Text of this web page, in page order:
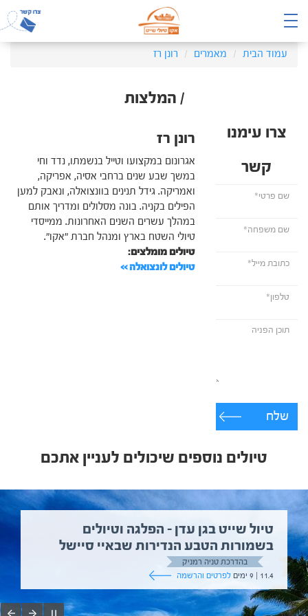
עמוד הבית מאמרים רונן רז
/ המלצות
צרו עימנו
קשר
שלח
רונן רז
אגרונום במקצועו וטייל בנשמתו, נדד וחי
במשך שבע שנים ברחבי אסיה, אפריקה,
ואמריקה. גידל תנינים בוונצואלה, ונאבק למען
הפילים בקניה. בונה מסלולים ומדריך אותם
במהלך עשרים השנים האחרונות. ממייסדי
טיולי השטח בארץ ומנהל חברת "אקו".
טיולים מומלצים:
טיולים לונצואלה >>
טיולים נוספים שיכולים לעניין אתכם
טיול שייט בגן עדן – הפלגה וטיולים
בשמורות הטבע הנדירות שבאיי סיישל
בהדרכת טניה רמניק
11.4 | 9 ימים
לפרטים והרשמה